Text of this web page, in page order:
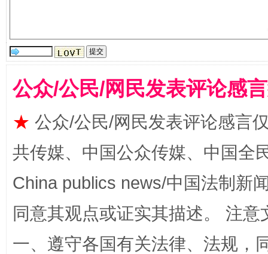
揭批美国五大"原罪" "炒
公众/公民/网民发表评论感
★ 公众/公民/网民发表评论感言
共传媒、中国公众传媒、中国全
China publics news/中国法制新
同意其观点或证实其描述。 注
一、遵守各国有关法律、法规，